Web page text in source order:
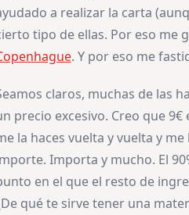
a realizar la carta
tipo de ellas. Por eso me
. Y por eso me
claros, muchas de las
precio excesivo. Creo que 9€
la haces vuelta y vuelta y
Importa y mucho. El
en el que el resto de
qué te sirve tener una